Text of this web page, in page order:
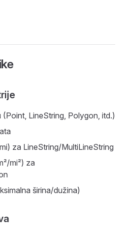
LineString, Polygon, itd.)
za LineString/MultiLineString
mi²) za
širina/dužina)